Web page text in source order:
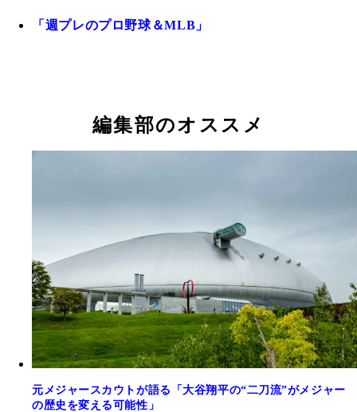
「週プレのプロ野球＆MLB」
編集部のオススメ
元メジャースカウトが語る「大谷翔平の“二刀流”がメジャー
の歴史を変える可能性」